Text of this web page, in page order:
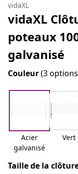
vidaXL
vidaXL
poteaux
galvanisé
Couleur(3
Acier
galvanisé
Vert
Taille de la